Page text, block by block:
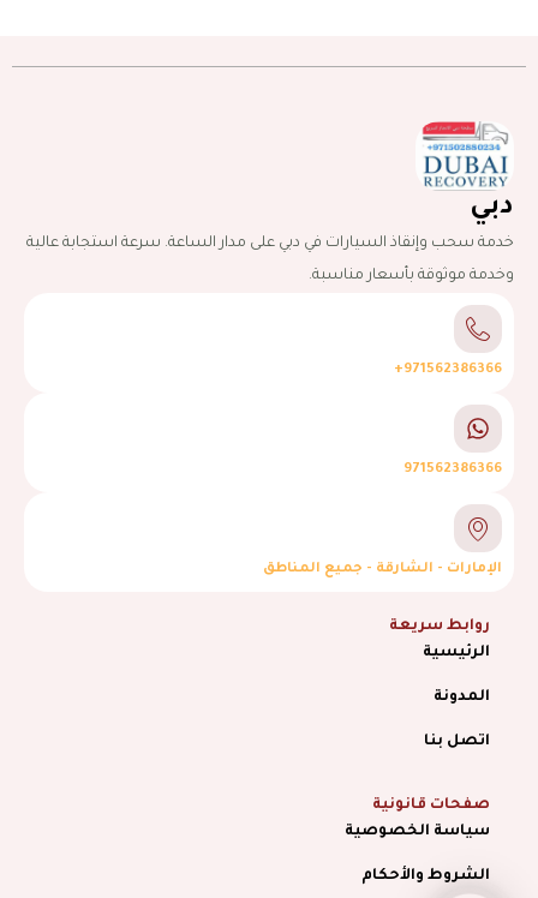
دبي
خدمة سحب وإنقاذ السيارات في دبي على مدار الساعة. سرعة استجابة عالية
وخدمة موثوقة بأسعار مناسبة.
971562386366+
971562386366
الإمارات - الشارقة - جميع المناطق
روابط سريعة
الرئيسية
المدونة
اتصل بنا
صفحات قانونية
سياسة الخصوصية
الشروط والأحكام